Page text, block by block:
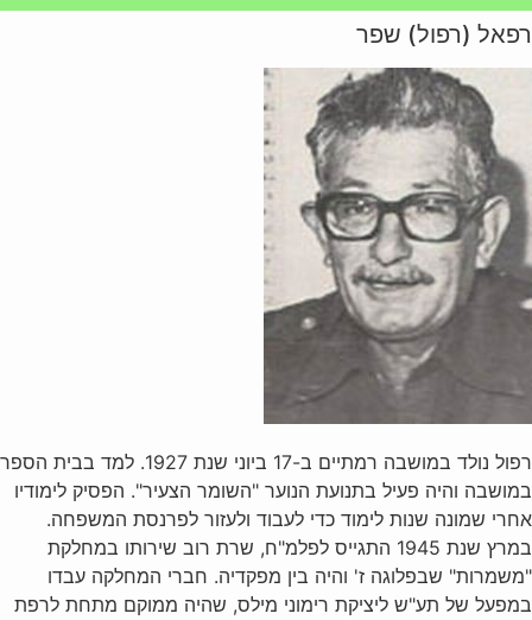
רפאל (רפול) שפר
רפול נולד במושבה רמתיים ב-17 ביוני שנת 1927. למד בבית הספר
במושבה והיה פעיל בתנועת הנוער "השומר הצעיר". הפסיק לימודיו
אחרי שמונה שנות לימוד כדי לעבוד ולעזור לפרנסת המשפחה.
במרץ שנת 1945 התגייס לפלמ"ח, שרת רוב שירותו במחלקת
"משמרות" שבפלוגה ז' והיה בין מפקדיה. חברי המחלקה עבדו
במפעל של תע"ש ליציקת רימוני מילס, שהיה ממוקם מתחת לרפת